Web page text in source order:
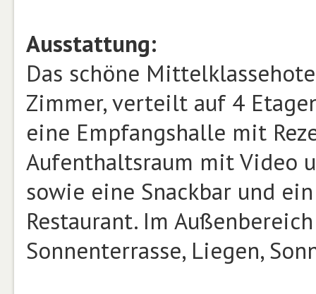
Ausstattung:
Das schöne
Zimmer, verteilt auf 4
eine Empfangshalle mit
Aufenthaltsraum mit Video
sowie eine Snackbar und
Restaurant. Im
Sonnenterrasse, Liegen,